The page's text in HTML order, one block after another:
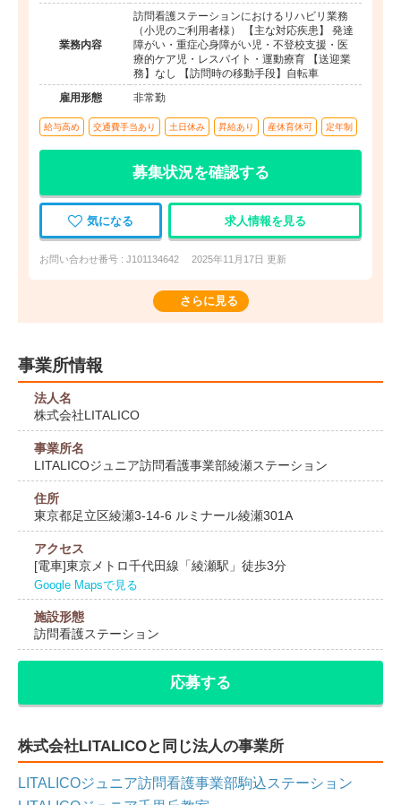
業務内容
訪問看護ステーションにおけるリハビリ業務
（小児のご利用者様） 【主な対応疾患】 発達
障がい・重症心身障がい児・不登校支援・医
療的ケア児・レスパイト・運動療育 【送迎業
務】なし 【訪問時の移動手段】自転車
雇用形態
非常勤
給与高め 交通費手当あり 土日休み 昇給あり 産休育休可 定年制
募集状況を確認する
気になる 求人情報を見る
お問い合わせ番号 : J101134642 2025年11月17日 更新
さらに見る
事業所情報
法人名
株式会社LITALICO
事業所名
LITALICOジュニア訪問看護事業部綾瀬ステーション
住所
東京都足立区綾瀬3-14-6 ルミナール綾瀬301A
アクセス
[電車]東京メトロ千代田線「綾瀬駅」徒歩3分
Google Mapsで見る
施設形態
訪問看護ステーション
応募する
株式会社LITALICOと同じ法人の事業所
LITALICOジュニア訪問看護事業部駒込ステーション